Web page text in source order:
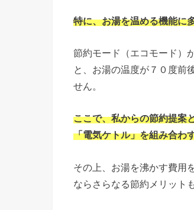
特に、お湯を温める機能に
節約モード（エコモード）
と、お湯の温度が７０度前
せん。
ここで、私からの節約提案
「電気ケトル」を組み合わ
その上、お湯を沸かす費用
ならさらなる節約メリット